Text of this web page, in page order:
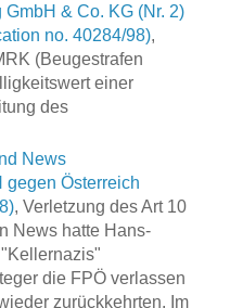
& Co. KG (Nr. 2)
no. 40284/98),
(Beugestrafen
einer
des
News
gegen Österreich
, Verletzung des Art 10
News hatte Hans-
die FPÖ verlassen
zurückkehrten. Im